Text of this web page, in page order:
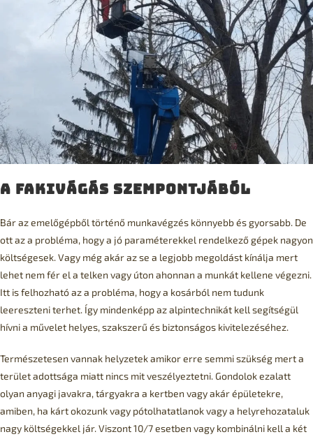
A fakivágás szempontjából
Bár az emelőgépből történő munkavégzés könnyebb és gyorsabb. De
ott az a probléma, hogy a jó paraméterekkel rendelkező gépek nagyon
költségesek. Vagy még akár az se a legjobb megoldást kínálja mert
lehet nem fér el a telken vagy úton ahonnan a munkát kellene végezni.
Itt is felhozható az a probléma, hogy a kosárból nem tudunk
leereszteni terhet. Így mindenképp az alpintechnikát kell segítségül
hívni a művelet helyes, szakszerű és biztonságos kivitelezéséhez.
Természetesen vannak helyzetek amikor erre semmi szükség mert a
terület adottsága miatt nincs mit veszélyeztetni. Gondolok ezalatt
olyan anyagi javakra, tárgyakra a kertben vagy akár épületekre,
amiben, ha kárt okozunk vagy pótolhatatlanok vagy a helyrehozataluk
nagy költségekkel jár. Viszont 10/7 esetben vagy kombinálni kell a két